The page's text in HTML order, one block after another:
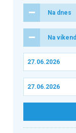
Na dnes
Na víkend